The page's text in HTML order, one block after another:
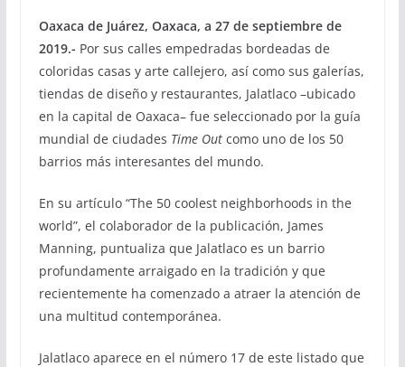
Oaxaca de Juárez, Oaxaca, a 27 de septiembre de
2019.- Por sus calles empedradas bordeadas de
coloridas casas y arte callejero, así como sus galerías,
tiendas de diseño y restaurantes, Jalatlaco –ubicado
en la capital de Oaxaca– fue seleccionado por la guía
mundial de ciudades Time Outcomo uno de los 50
barrios más interesantes del mundo.
En su artículo “The 50 coolest neighborhoods in the
world”, el colaborador de la publicación, James
Manning, puntualiza que Jalatlaco es un barrio
profundamente arraigado en la tradición y que
recientemente ha comenzado a atraer la atención de
una multitud contemporánea.
Jalatlaco aparece en el número 17 de este listado que